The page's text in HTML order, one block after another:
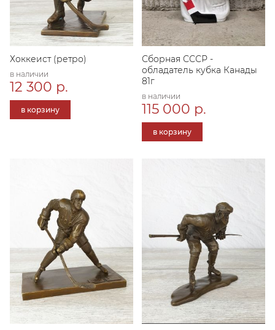
Хоккеист (ретро)
в наличии
12 300 р.
в корзину
Сборная СССР -
обладатель кубка Канады
81г
в наличии
115 000 р.
в корзину